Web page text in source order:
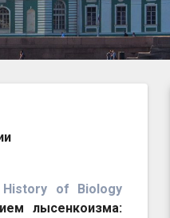
of Biology
лысенкоизма: